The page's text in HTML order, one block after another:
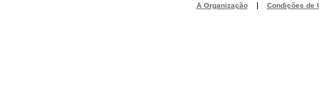
A Organização | Condições de